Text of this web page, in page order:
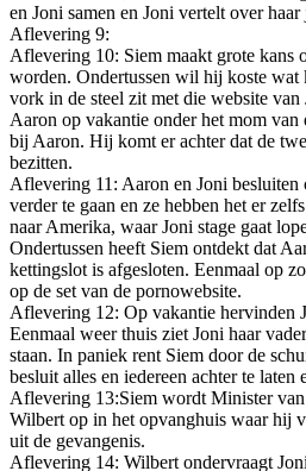
en Joni samen en Joni vertelt over
Aflevering 9:
Aflevering 10: Siem maakt grote kans
worden. Ondertussen wil hij koste wat
vork in de steel zit met die website
Aaron op vakantie onder het mom van
bij Aaron. Hij komt er achter dat de
bezitten.
Aflevering 11: Aaron en Joni besluiten
verder te gaan en ze hebben het er
naar Amerika, waar Joni stage gaat
Ondertussen heeft Siem ontdekt dat
kettingslot is afgesloten. Eenmaal op
op de set van de pornowebsite.
Aflevering 12: Op vakantie hervinden
Eenmaal weer thuis ziet Joni haar
staan. In paniek rent Siem door de
besluit alles en iedereen achter te
Aflevering 13:Siem wordt Minister
Wilbert op in het opvanghuis waar hij
uit de gevangenis.
Aflevering 14: Wilbert ondervraagt